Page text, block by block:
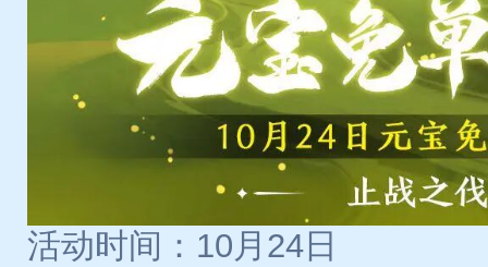
活动时间：10月24日